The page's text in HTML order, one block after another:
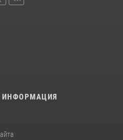
ИНФОРМАЦИЯ